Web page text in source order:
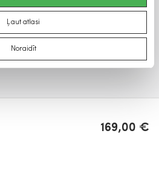
Ļaut atlasi
Noraidīt
169,00 €